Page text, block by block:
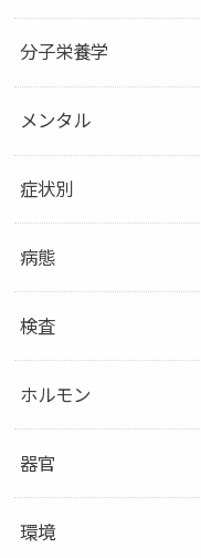
分子栄養学
メンタル
症状別
病態
検査
ホルモン
器官
環境